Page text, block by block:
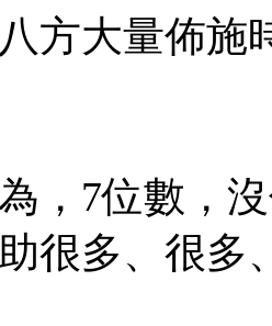
方大量佈施
，7位數，
很多、很多